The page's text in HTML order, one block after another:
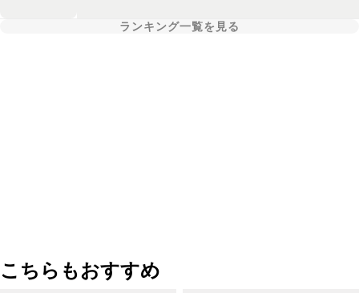
ランキング一覧を見る
こちらもおすすめ